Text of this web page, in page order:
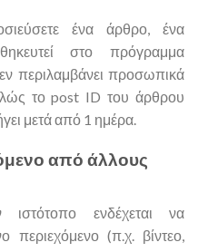
ένα άρθρο, ένα
στο πρόγραμμα
περιλαμβάνει προσωπικά
το post ID του άρθρου
μετά από 1 ημέρα.
από άλλους
ενδέχεται να
περιεχόμενο (π.χ. βίντεο,